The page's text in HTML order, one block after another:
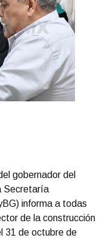
gobernador del
Secretaría
informa a todas
de la construcción
31 de octubre de